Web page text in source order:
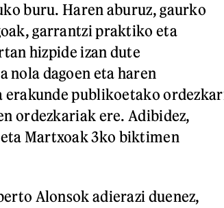
buru. Haren aburuz, gaurko
garrantzi praktiko eta
hizpide izan dute
nola dagoen eta haren
erakunde publikoetako
ordezkariak ere. Adibidez,
Martxoak 3ko biktimen
Alonsok adierazi duenez,